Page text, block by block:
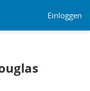
Einloggen